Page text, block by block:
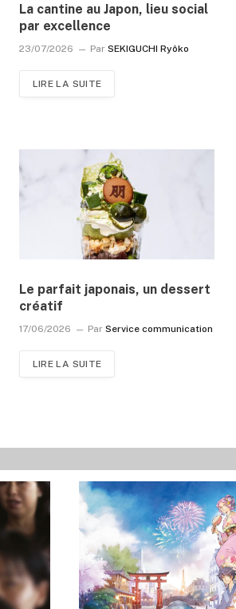
La cantine au Japon, lieu social
par excellence
23/07/2026 Par SEKIGUCHI Ryôko
LIRE LA SUITE
Le parfait japonais, un dessert
créatif
17/06/2026 Par Service communication
LIRE LA SUITE